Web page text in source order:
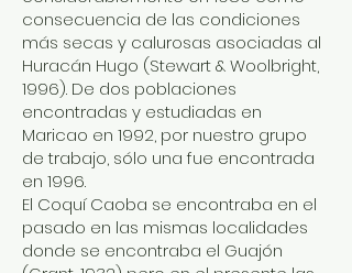
consecuencia de las condiciones
más secas y calurosas asociadas al
Huracán Hugo (Stewart & Woolbright,
1996). De dos poblaciones
encontradas y estudiadas en
Maricao en 1992, por nuestro grupo
de trabajo, sólo una fue encontrada
en 1996.
El Coquí Caoba se encontraba en el
pasado en las mismas localidades
donde se encontraba el Guajón